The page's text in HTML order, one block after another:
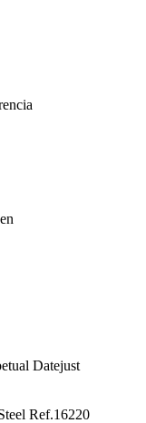
Datejust
Ref.16220